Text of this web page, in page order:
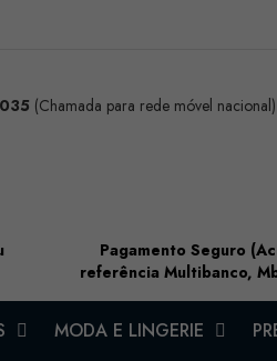
(Chamada para rede móvel nacional)
Pagamento Seguro
referência Multibanco,
MODA E LINGERIE